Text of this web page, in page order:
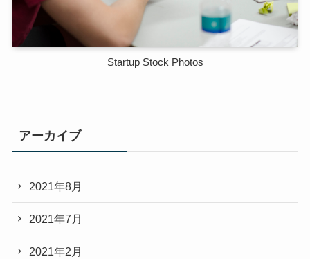
Startup Stock Photos
アーカイブ
2021年8月
2021年7月
2021年2月